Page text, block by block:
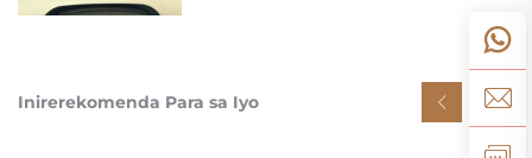
Inirerekomenda Para sa Iyo